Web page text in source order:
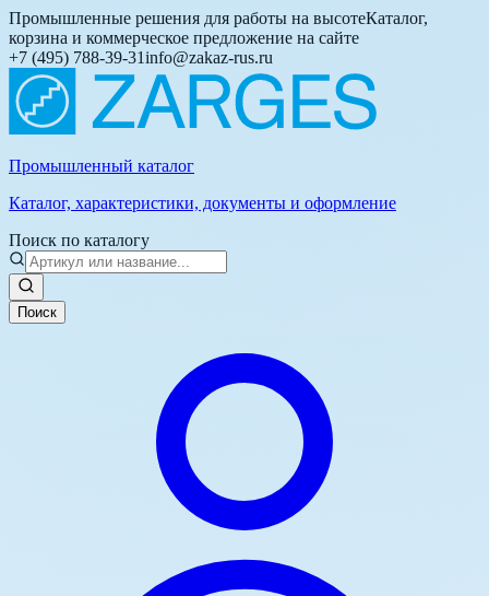
Промышленные решения для работы на высотеКаталог,
корзина и коммерческое предложение на сайте
+7 (495) 788-39-31info@zakaz-rus.ru
Промышленный каталог
Каталог, характеристики, документы и оформление
Поиск по каталогу
Поиск